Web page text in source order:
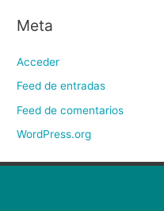
Meta
Acceder
Feed de entradas
Feed de comentarios
WordPress.org